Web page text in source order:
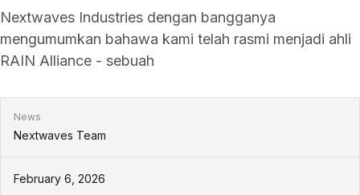
Nextwaves Industries dengan bangganya
mengumumkan bahawa kami telah rasmi menjadi ahli
RAIN Alliance - sebuah
News
Nextwaves Team
February 6, 2026